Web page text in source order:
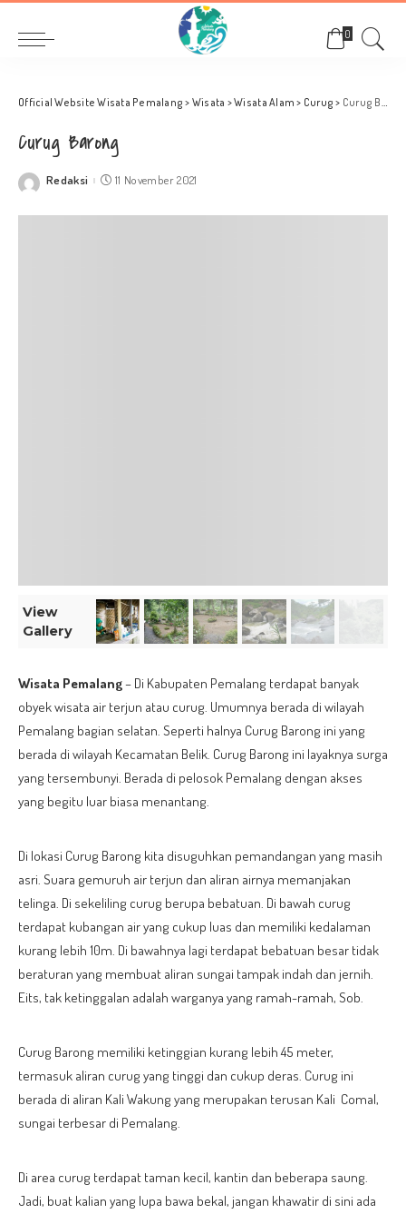
0
Official Website Wisata Pemalang > Wisata >Wisata Alam > Curug > Curug Barong
Curug Barong
Posted
Redaksi 11 November 2021
View
Gallery
Wisata Pemalang– Di Kabupaten Pemalang terdapat banyak
obyek wisata air terjun atau curug. Umumnya berada di wilayah
Pemalang bagian selatan. Seperti halnya Curug Barong ini yang
berada di wilayah Kecamatan Belik. Curug Barong ini layaknya surga
yang tersembunyi. Berada di pelosok Pemalang dengan akses
yang begitu luar biasa menantang.
Di lokasi Curug Barong kita disuguhkan pemandangan yang masih
asri. Suara gemuruh air terjun dan aliran airnya memanjakan
telinga. Di sekeliling curug berupa bebatuan. Di bawah curug
terdapat kubangan air yang cukup luas dan memiliki kedalaman
kurang lebih 10m. Di bawahnya lagi terdapat bebatuan besar tidak
beraturan yang membuat aliran sungai tampak indah dan jernih.
Eits, tak ketinggalan adalah warganya yang ramah-ramah, Sob.
Curug Barong memiliki ketinggian kurang lebih 45 meter,
termasuk aliran curug yang tinggi dan cukup deras. Curug ini
berada di aliran Kali Wakung yang merupakan terusan Kali Comal,
sungai terbesar di Pemalang.
Di area curug terdapat taman kecil, kantin dan beberapa saung.
Jadi, buat kalian yang lupa bawa bekal, jangan khawatir di sini ada